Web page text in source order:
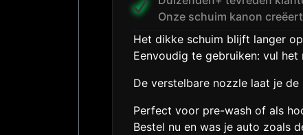
Onze schuim kanon
Het dikke schuim blijft langer
Eenvoudig te gebruiken: vul
De verstelbare nozzle laat je de
Perfect voor pre-wash of als
Bestel nu en was je auto zoals